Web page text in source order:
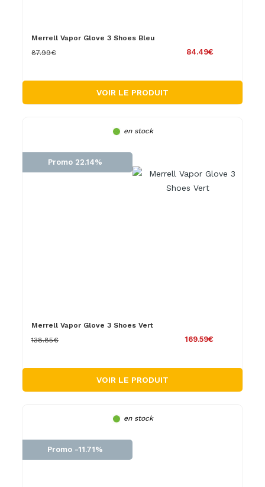
Merrell Vapor Glove 3 Shoes Bleu
84.49€
87.99€
VOIR LE PRODUIT
en stock
Promo 22.14%
Merrell Vapor Glove 3 Shoes Vert
169.59€
138.85€
VOIR LE PRODUIT
en stock
Promo -11.71%